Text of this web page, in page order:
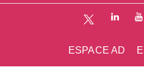
ESPACE AD